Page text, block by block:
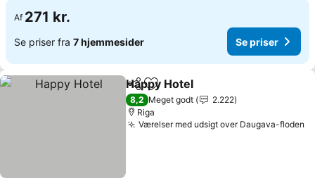
Af 271 kr.
Se priser fra 7 hjemmesider Se priser
Del Føj til favoritter
Happy Hotel
8,2 Meget godt
2.222
Riga
Værelser med udsigt over Daugava-floden